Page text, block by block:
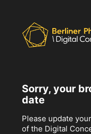
Sorry, your
date
Please update
of the Digital